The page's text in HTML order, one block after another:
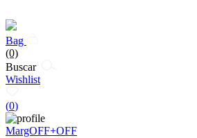
Bag
(0)
Buscar
Wishlist
(0)
MargOFF+OFF